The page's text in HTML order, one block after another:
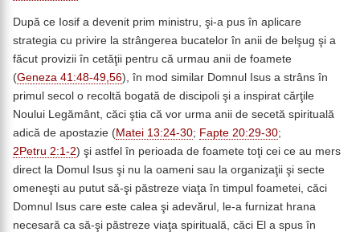
După ce Iosif a devenit prim ministru, şi-a pus în aplicare
strategia cu privire la strângerea bucatelor în anii de belşug şi a
făcut provizii în cetăţii pentru că urmau anii de foamete
(Geneza 41:48-49,56), în mod similar Domnul Isus a strâns în
primul secol o recoltă bogată de discipoli şi a inspirat cărţile
Noului Legământ, căci ştia că vor urma anii de secetă spirituală
adică de apostazie (Matei 13:24-30; Fapte 20:29-30;
2Petru 2:1-2) şi astfel în perioada de foamete toţi cei ce au mers
direct la Domul Isus şi nu la oameni sau la organizaţii şi secte
omeneşti au putut să-şi păstreze viaţa în timpul foametei, căci
Domnul Isus care este calea şi adevărul, le-a furnizat hrana
necesară ca să-şi păstreze viaţa spirituală, căci El a spus în